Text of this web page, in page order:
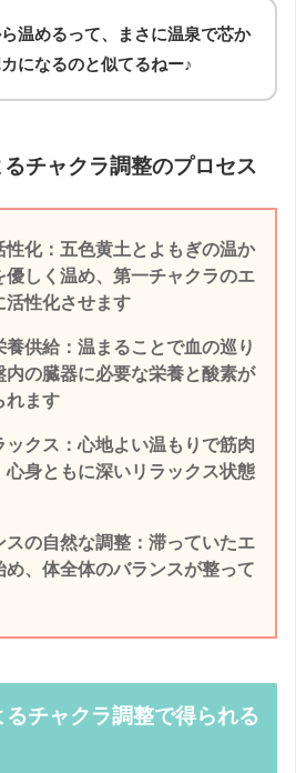
温めるって、まさに温泉で芯か
になるのと似てるねー♪
チャクラ調整のプロセス
性化：五色黄土とよもぎの温か
優しく温め、第一チャクラのエ
活性化させます
養供給 ：温まることで血の巡り
内の臓器に必要な栄養と酸素が
れます
ックス ：心地よい温もりで筋肉
心身ともに深いリラックス状態
スの自然な調整 ：滞っていたエ
め、体全体のバランスが整って
るチャクラ調整で得られる